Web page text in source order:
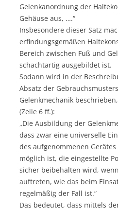
Gelenkanordnung der
Gehäuse aus, ….“
Insbesondere dieser Satz
erfindungsgemäßen
Bereich zwischen Fuß und
schachtartig ausgebildet ist.
Sodann wird in der
Absatz der
Gelenkmechanik
(Zeile 6 ff.):
„Die Ausbildung der
dass zwar eine universelle
des aufgenommenen
möglich ist, die eingestellte
sicher beibehalten wird,
auftreten, wie das beim
regelmäßig der Fall ist.“
Das bedeutet, dass mittels